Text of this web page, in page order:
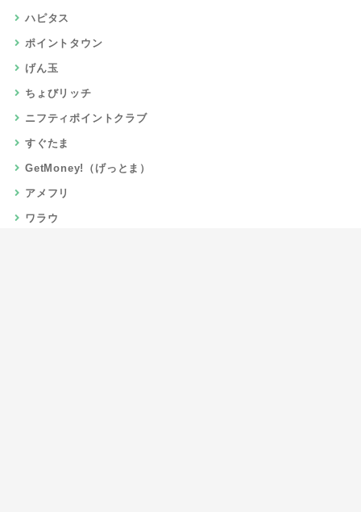
ハピタス
ポイントタウン
げん玉
ちょびリッチ
ニフティポイントクラブ
すぐたま
GetMoney!（げっとま）
アメフリ
ワラウ